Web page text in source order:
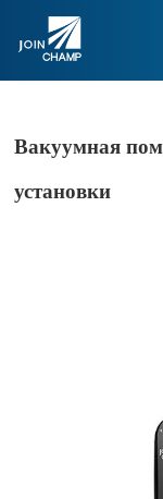
Вакуумная
установки